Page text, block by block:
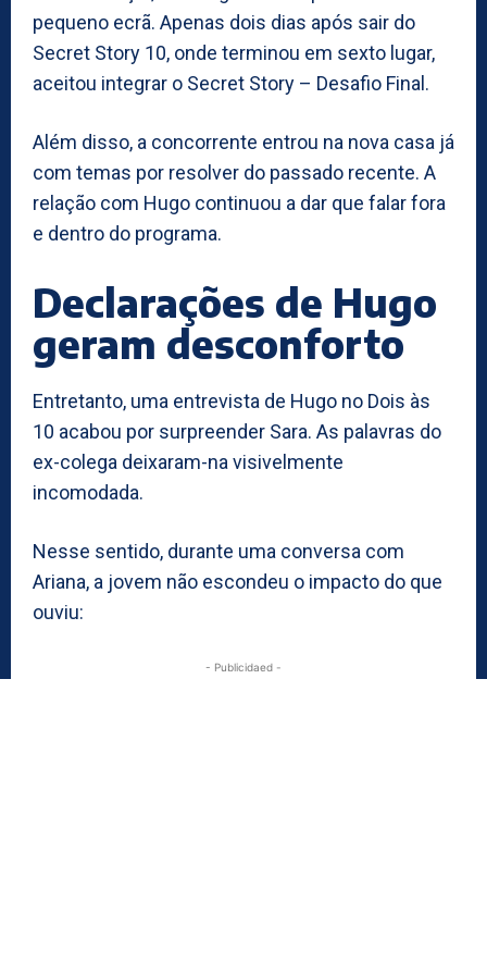
pequeno ecrã. Apenas dois dias após sair do
Secret Story 10, onde terminou em sexto lugar,
aceitou integrar o Secret Story – Desafio Final.
Além disso, a concorrente entrou na nova casa já
com temas por resolver do passado recente. A
relação com Hugo continuou a dar que falar fora
e dentro do programa.
Declarações de Hugo
geram desconforto
Entretanto, uma entrevista de Hugo no Dois às
10 acabou por surpreender Sara. As palavras do
ex-colega deixaram-na visivelmente
incomodada.
Nesse sentido, durante uma conversa com
Ariana, a jovem não escondeu o impacto do que
ouviu:
- Publicidaed -